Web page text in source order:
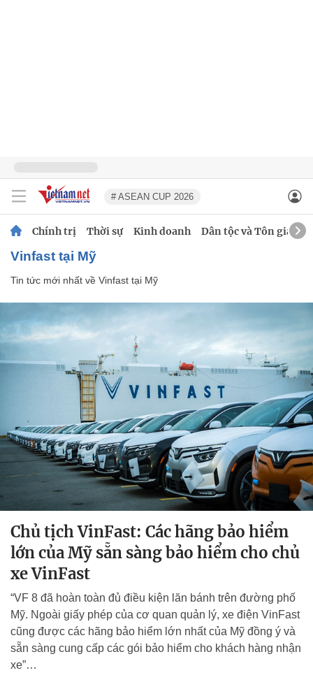
# ASEAN CUP 2026
Chính trị Thời sự Kinh doanh Dân tộc và Tôn giáo
Vinfast tại Mỹ
Tin tức mới nhất về Vinfast tại Mỹ
Chủ tịch VinFast: Các hãng bảo hiểm
lớn của Mỹ sẵn sàng bảo hiểm cho chủ
xe VinFast
“VF 8 đã hoàn toàn đủ điều kiện lăn bánh trên đường phố
Mỹ. Ngoài giấy phép của cơ quan quản lý, xe điện VinFast
cũng được các hãng bảo hiểm lớn nhất của Mỹ đồng ý và
sẵn sàng cung cấp các gói bảo hiểm cho khách hàng nhận
xe”…